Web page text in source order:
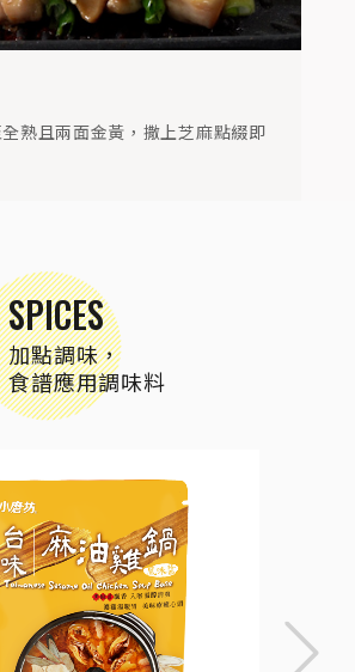
熟且兩面金黃，撒上芝麻點綴即
SPICES
加點調味，
食譜應用調味料